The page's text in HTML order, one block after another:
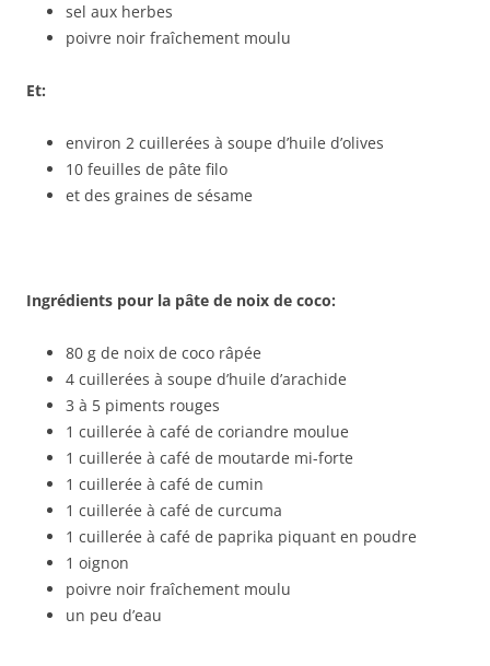
sel aux herbes
poivre noir fraîchement moulu
Et:
environ 2 cuillerées à soupe d’huile d’olives
10 feuilles de pâte filo
et des graines de sésame
Ingrédients pour la pâte de noix de coco:
80 g de noix de coco râpée
4 cuillerées à soupe d’huile d’arachide
3 à 5 piments rouges
1 cuillerée à café de coriandre moulue
1 cuillerée à café de moutarde mi-forte
1 cuillerée à café de cumin
1 cuillerée à café de curcuma
1 cuillerée à café de paprika piquant en poudre
1 oignon
poivre noir fraîchement moulu
un peu d’eau